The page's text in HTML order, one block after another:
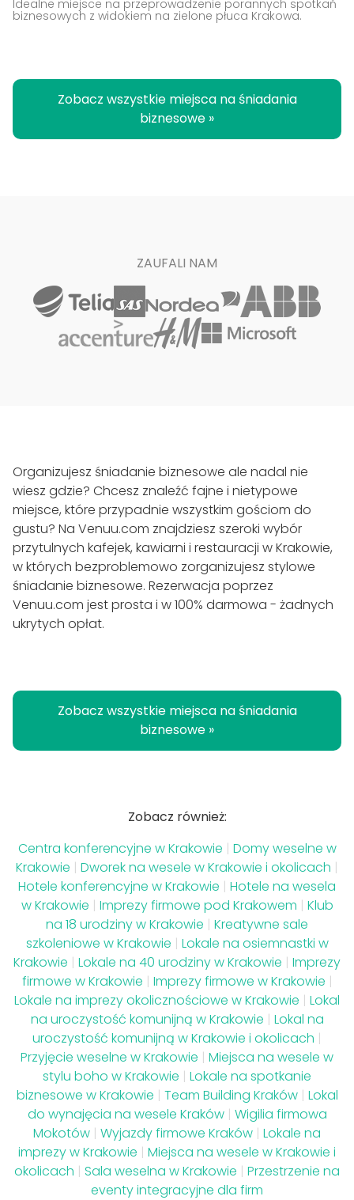
Idealne miejsce na przeprowadzenie porannych spotkań
biznesowych z widokiem na zielone płuca Krakowa.
Zobacz wszystkie miejsca na śniadania
biznesowe »
ZAUFALI NAM
Organizujesz śniadanie biznesowe ale nadal nie
wiesz gdzie? Chcesz znaleźć fajne i nietypowe
miejsce, które przypadnie wszystkim gościom do
gustu? Na Venuu.com znajdziesz szeroki wybór
przytulnych kafejek, kawiarni i restauracji w Krakowie,
w których bezproblemowo zorganizujesz stylowe
śniadanie biznesowe. Rezerwacja poprzez
Venuu.com jest prosta i w 100% darmowa - żadnych
ukrytych opłat.
Zobacz wszystkie miejsca na śniadania
biznesowe »
Zobacz również:
Centra konferencyjne w Krakowie | Domy weselne w
Krakowie | Dworek na wesele w Krakowie i okolicach |
Hotele konferencyjne w Krakowie | Hotele na wesela
w Krakowie | Imprezy firmowe pod Krakowem | Klub
na 18 urodziny w Krakowie | Kreatywne sale
szkoleniowe w Krakowie | Lokale na osiemnastki w
Krakowie | Lokale na 40 urodziny w Krakowie | Imprezy
firmowe w Krakowie | Imprezy firmowe w Krakowie |
Lokale na imprezy okolicznościowe w Krakowie | Lokal
na uroczystość komunijną w Krakowie | Lokal na
uroczystość komunijną w Krakowie i okolicach |
Przyjęcie weselne w Krakowie | Miejsca na wesele w
stylu boho w Krakowie | Lokale na spotkanie
biznesowe w Krakowie | Team Building Kraków | Lokal
do wynajęcia na wesele Kraków | Wigilia firmowa
Mokotów | Wyjazdy firmowe Kraków | Lokale na
imprezy w Krakowie | Miejsca na wesele w Krakowie i
okolicach | Sala weselna w Krakowie | Przestrzenie na
eventy integracyjne dla firm